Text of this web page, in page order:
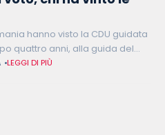
hanno visto la CDU guidata
quattro anni, alla guida del
più conservatore, con
LEGGI DI PIÙ